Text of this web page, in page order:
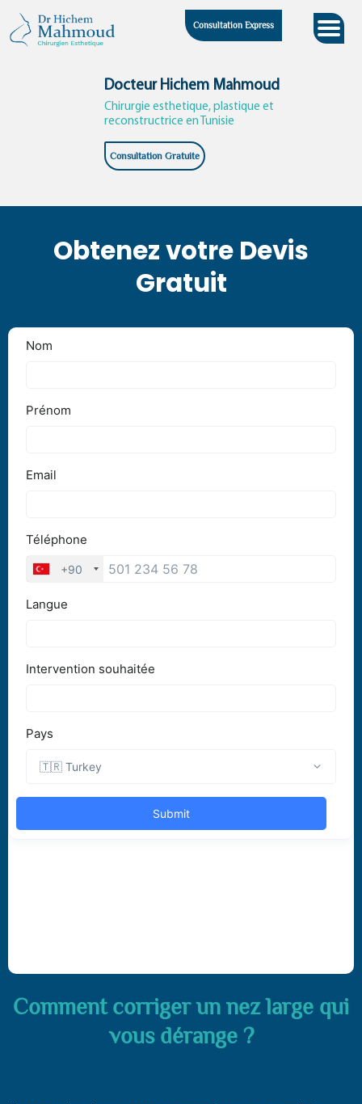
content
Consultation Express
Docteur Hichem Mahmoud
Chirurgie esthetique, plastique et
reconstructrice en Tunisie
Consultation Gratuite
Obtenez votre Devis
Gratuit
Comment corriger un nez large qui
vous dérange ?